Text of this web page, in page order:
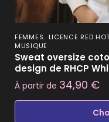
FEMMES, LICENCE RED
MUSIQUE
Sweat oversize
design de RHCP
À partir de 34,90 €